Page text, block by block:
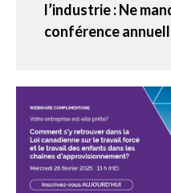
l’industrie : Ne
conférence